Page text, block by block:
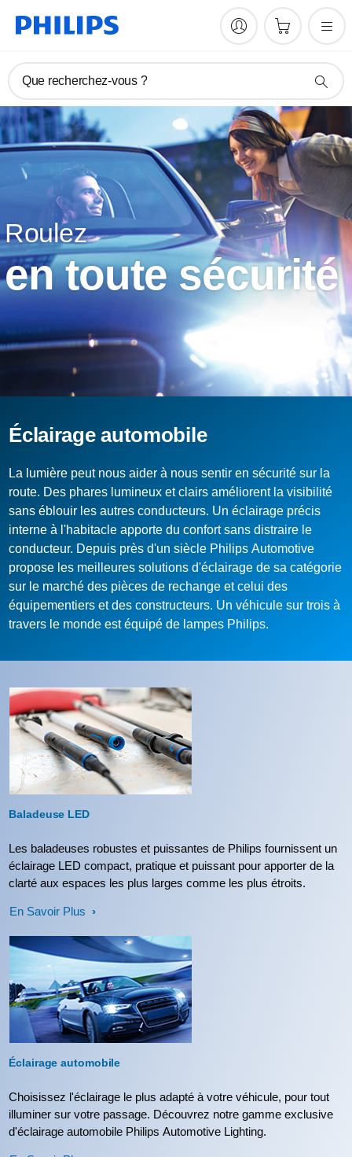
Que recherchez-vous ?
Roulez
en toute sécurité
Éclairage automobile
La lumière peut nous aider à nous sentir en sécurité sur la
route. Des phares lumineux et clairs améliorent la visibilité
sans éblouir les autres conducteurs. Un éclairage précis
interne à l'habitacle apporte du confort sans distraire le
conducteur. Depuis près d'un siècle Philips Automotive
propose les meilleures solutions d'éclairage de sa catégorie
sur le marché des pièces de rechange et celui des
équipementiers et des constructeurs. Un véhicule sur trois à
travers le monde est équipé de lampes Philips.
Baladeuse LED
Les baladeuses robustes et puissantes de Philips fournissent un
éclairage LED compact, pratique et puissant pour apporter de la
clarté aux espaces les plus larges comme les plus étroits.
En Savoir Plus
Éclairage automobile
Choisissez l'éclairage le plus adapté à votre véhicule, pour tout
illuminer sur votre passage. Découvrez notre gamme exclusive
d'éclairage automobile Philips Automotive Lighting.